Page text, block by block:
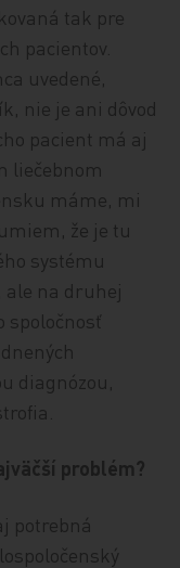
tak pre
pacientov.
uvedené,
nie je ani dôvod
pacient má aj
liečebnom
máme, mi
že je tu
systému
ale na druhej
spoločnosť
diagnózou,
problém?
potrebná